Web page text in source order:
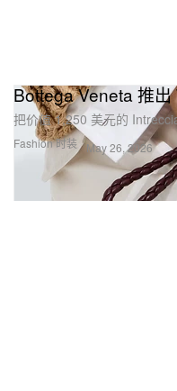
Fashion 时装
Bottega Veneta 推
把价值 1,250 美元的
May 26, 2026